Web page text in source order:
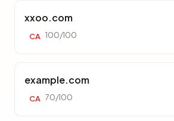
xxoo.com
CA 100/100
example.com
CA 70/100